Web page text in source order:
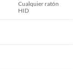
Cualquier ratón
HID